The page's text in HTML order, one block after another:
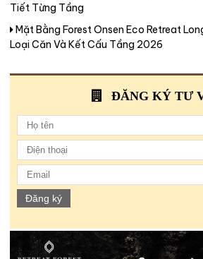
Tiết Từng Tầng
Mặt Bằng Forest Onsen Eco Retreat
Loại Căn Và Kết Cấu Tầng 2026
ĐĂNG KÝ TƯ
Đăng ký